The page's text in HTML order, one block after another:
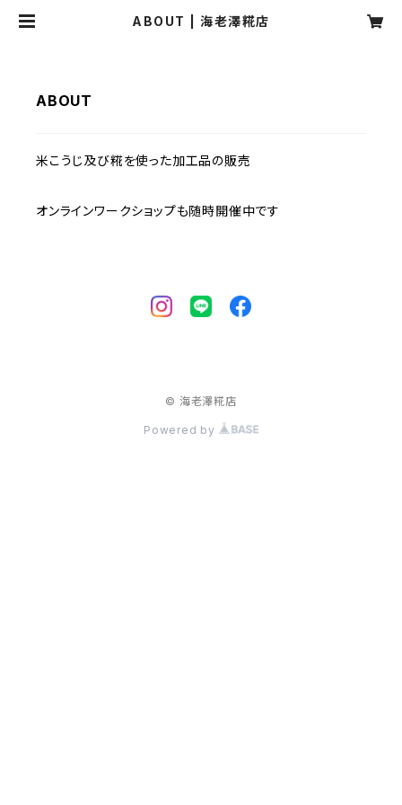
ABOUT | 海老澤糀店
ABOUT
米こうじ及び糀を使った加工品の販売
オンラインワークショップも随時開催中です
© 海老澤糀店
Powered by